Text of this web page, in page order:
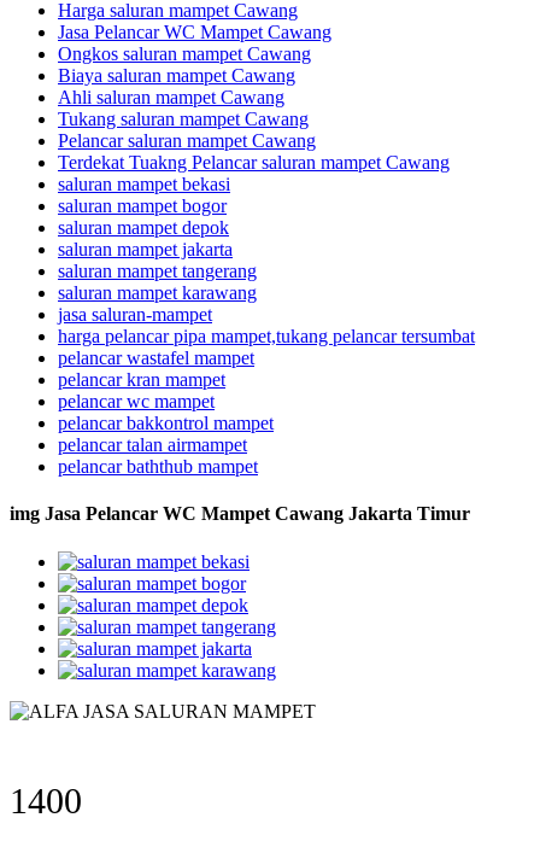
Harga saluran mampet Cawang
Jasa Pelancar WC Mampet Cawang
Ongkos saluran mampet Cawang
Biaya saluran mampet Cawang
Ahli saluran mampet Cawang
Tukang saluran mampet Cawang
Pelancar saluran mampet Cawang
Terdekat Tuakng Pelancar saluran mampet Cawang
saluran mampet bekasi
saluran mampet bogor
saluran mampet depok
saluran mampet jakarta
saluran mampet tangerang
saluran mampet karawang
jasa saluran-mampet
harga pelancar pipa mampet,tukang pelancar tersumbat
pelancar wastafel mampet
pelancar kran mampet
pelancar wc mampet
pelancar bakkontrol mampet
pelancar talan airmampet
pelancar baththub mampet
img Jasa Pelancar WC Mampet Cawang Jakarta Timur
1400